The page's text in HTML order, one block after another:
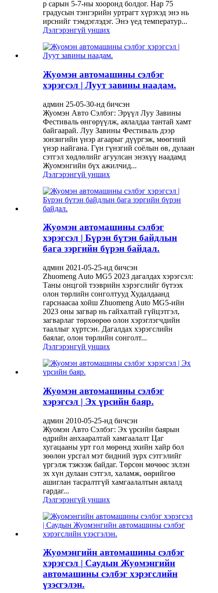
р сарын 5-7-ны хооронд болдог. Нар 75
градусын тэнгэрийн уртрагт хүрэхэд энэ нь
ирснийг тэмдэглэдэг. Энэ үед температур...
Дэлгэрэнгүй унших
Жуомэн автомашины сэлбэг
хэрэгсэл | Луут завины наадам.
админ 25-05-30-нд бичсэн
Жуомэн Авто Сэлбэг: Эрүүл Луу Завины
Фестиваль өнгөрүүлж, аялалдаа тантай хамт
байгаарай. Луу Завины Фестиваль дээр
зонзигийн үнэр агаарыг дүүргэж, мөөгний
үнэр найгана. Гүн гүнзгий соёлын өв, дулаан
сэтгэл хөдлөлийг агуулсан энэхүү наадамд
Жуомэнгийн бүх ажилчид...
Дэлгэрэнгүй унших
Жуомэн автомашины сэлбэг
хэрэгсэл | Бүрэн бүтэн байдлын
бага зэргийн бүрэн байдал.
админ 2021-05-25-нд бичсэн
Zhuomeng Auto MG5 2023 дагалдах хэрэгсэл:
Таны онцгой тээврийн хэрэгслийг бүтээх
олон төрлийн сонголтууд Худалдаанд
гарснаасаа хойш Zhuomeng Auto MG5-ийн
2023 оны загвар нь гайхалтай гүйцэтгэл,
загварлаг төрхөөрөө олон хэрэглэгчдийн
тааллыг хүртсэн. Дагалдах хэрэгслийн
баялаг, олон төрлийн сонголт...
Дэлгэрэнгүй унших
Жуомэн автомашины сэлбэг
хэрэгсэл | Эх үрсийн баяр.
админ 2010-05-25-нд бичсэн
Жуомэн Авто Сэлбэг: Эх үрсийн баярын
өдрийн анхааралтай хамгаалалт Цаг
хугацааны урт гол мөрөнд эхийн хайр бол
зөөлөн урсгал мэт бидний зүрх сэтгэлийг
үргэлж тэжээж байдаг. Төрсөн мөчөөс эхлэн
эх хүн дулаан сэтгэл, халамж, өөрийгөө
ашиглан тасралтгүй хамгаалалтын аялалд
гардаг...
Дэлгэрэнгүй унших
Жуомэнгийн автомашины сэлбэг
хэрэгсэл | Саудын Жуомэнгийн
автомашины сэлбэг хэрэгслийн
үзэсгэлэн.